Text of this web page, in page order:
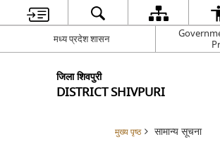
मध्य प्रदेश शासन
जिला शिवपुरी
DISTRICT SHIVPURI
मुख्य पृष्ठ सामान्य सूचना